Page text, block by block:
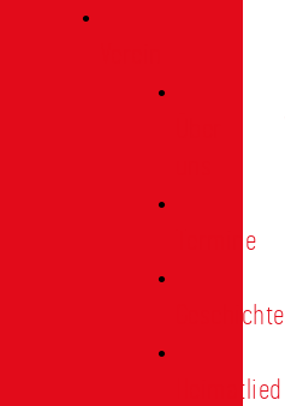
Termine
Geschichte
Heimatlied